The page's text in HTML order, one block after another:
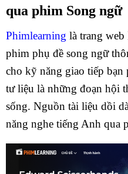
qua phim Song ngữ
Phimlearning là trang
phim phụ đề song ngữ
cho kỹ năng giao tiếp
tư liệu là những đoạn hội
sống. Nguồn tài liệu dồi
năng nghe tiếng Anh qua